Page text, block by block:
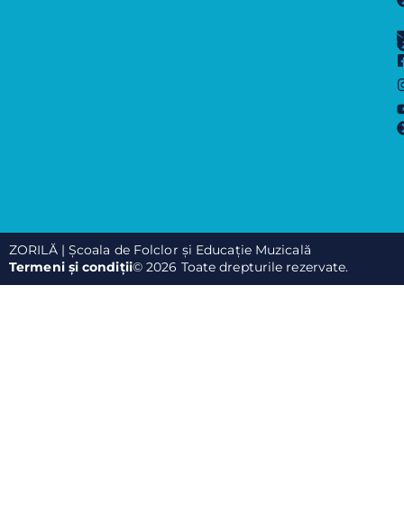
ZORILĂ | Școala de Folclor și Educație Muzicală
Termeni și condiții© 2026 Toate drepturile rezervate.